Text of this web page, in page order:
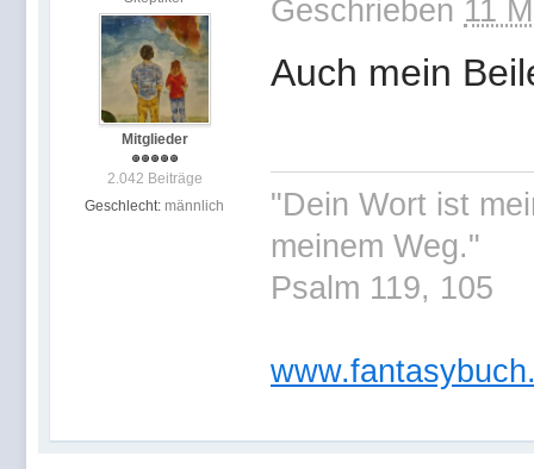
Mitglieder
2.042 Beiträge
Geschlecht: männlich
Geschrieben 11
Auch mein
"Dein Wort ist
meinem Weg."
Psalm 119, 105